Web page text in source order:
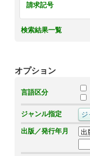
請求記号
検索結果一覧
オプション
言語区分
ジャンル指定
出版／発行年月